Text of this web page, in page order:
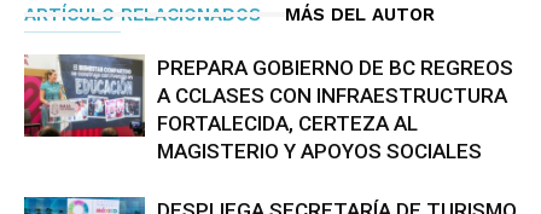
ARTÍCULO RELACIONADOS MÁS DEL AUTOR
PREPARA GOBIERNO DE BC REGREOS
A CCLASES CON INFRAESTRUCTURA
FORTALECIDA, CERTEZA AL
MAGISTERIO Y APOYOS SOCIALES